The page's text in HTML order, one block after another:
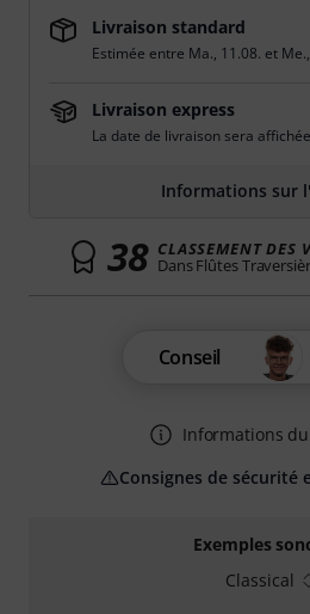
Exemples
Classical
Livraison standard
Estimée entre Ma., 11.08. et
Livraison express
La date de livraison sera
Informations sur
38 CLASSEMENT DES
Dans Flûtes
Conseil
Informations
Consignes de sécurité